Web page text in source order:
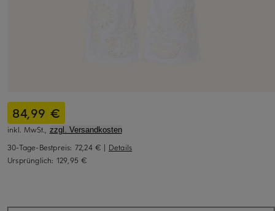
84,99 €
inkl. MwSt., zzgl. Versandkosten
30-Tage-Bestpreis: 72,24 € | Details
Ursprünglich: 129,95 €